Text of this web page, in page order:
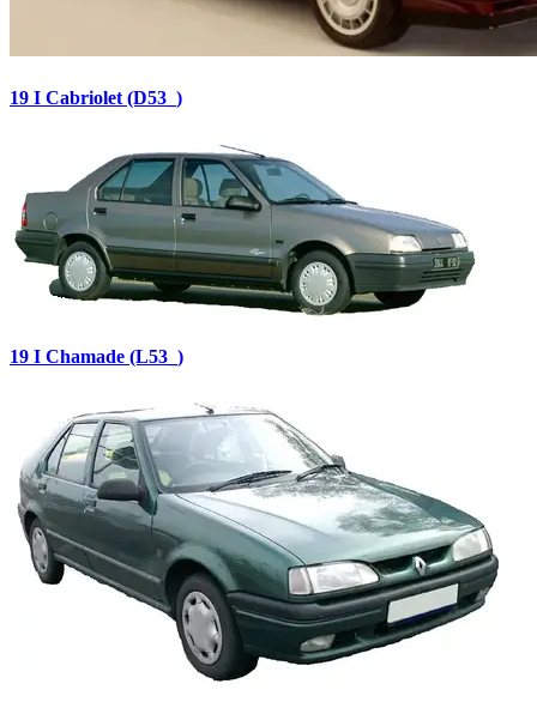
19 I Cabriolet (D53_)
19 I Chamade (L53_)